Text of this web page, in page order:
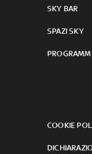
SKY BAR
SPAZI SKY
COOKIE